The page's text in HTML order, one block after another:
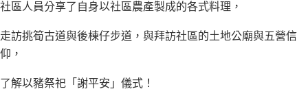
社區人員分享了自身以社區農產製成的各式料理，
走訪挑筍古道與後棟仔步道，與拜訪社區的土地公廟與五營信
仰，
了解以豬祭祀「謝平安」儀式！